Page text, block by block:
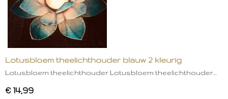
Lotusbloem theelichthouder blauw 2 kleurig
Lotusbloem theelichthouder Lotusbloem theelichthouder…
€ 14,99